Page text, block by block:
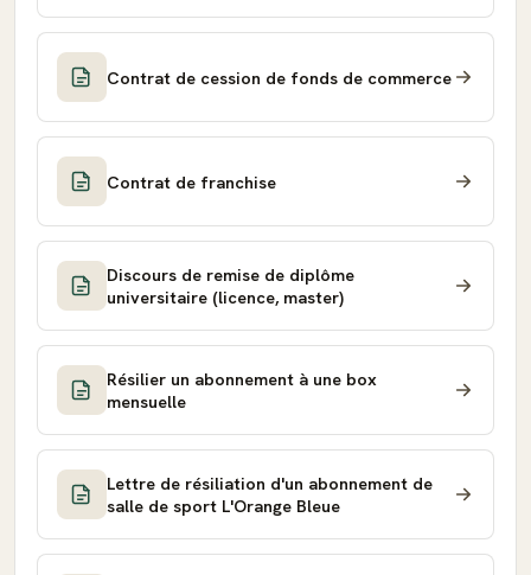
Contrat de cession de fonds de commerce
Contrat de franchise
Discours de remise de diplôme
universitaire (licence, master)
Résilier un abonnement à une box
mensuelle
Lettre de résiliation d'un abonnement de
salle de sport L'Orange Bleue